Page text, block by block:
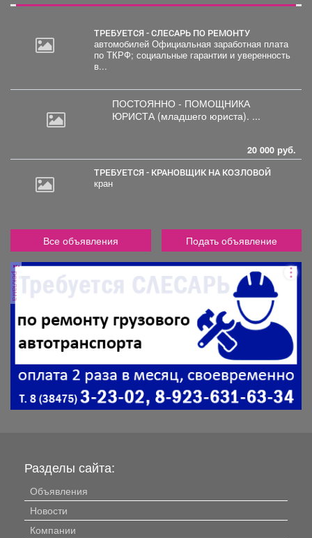
ТРЕБУЕТСЯ - СЛЕСАРЬ ПО РЕМОНТУ
автомобилей Официальная заработная плата
по ТКРФ; социальные гарантии и уверенность
в...
30
ПОСТОЯННО - ПОМОЩНИКА
ЮРИСТА
(младшего юриста). ...
20 000 руб.
ТРЕБУЕТСЯ - КРАНОВЩИК НА КОЗЛОВОЙ
кран
Все объявления Подать объявление
реклама
Разделы сайта:
Объявления
Новости
Компании